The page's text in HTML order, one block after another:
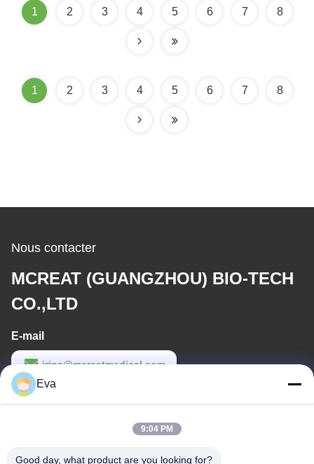
1 2 3 4 5 6 7 8
1 2 3 4 5 6 7 8
Nous contacter
MCREAT (GUANGZHOU) BIO-TECH
CO.,LTD
E-mail
irina@mcreatmedical.com
Temps de travail
Eva
9:04 PM
Good day, what product are you looking for?